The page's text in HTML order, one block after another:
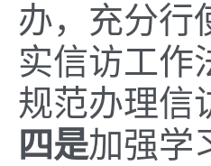
办，充分行
实信访工作
规范办理信
四是加强学